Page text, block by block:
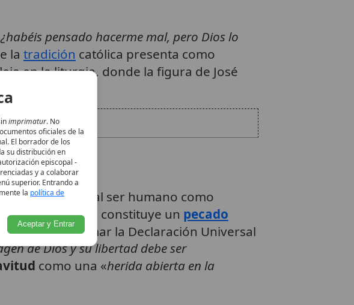
pensado hacerme mal, pero Dios lo
la tradición católica presenta como
en la liturgia, donde la figura de José
de tratar al ser humano como
de personas constituye un pecado
Francisco, al firmar la Declaración Universal
de Dios y su libertad debe ser
como una «herida abierta en la
imprimatur. No
oficiales de la
El borrador de los
su distribución en
episcopal -
y a colaborar
superior. Entrando a
la política de
Aceptar y Entrar